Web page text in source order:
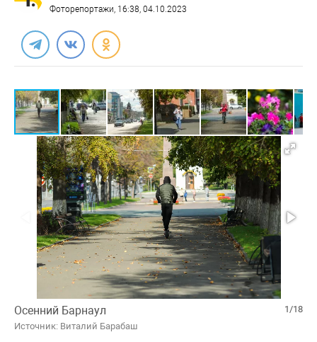
Фоторепортажи, 16:38, 04.10.2023
1/18
Осенний Барнаул
Источник: Виталий Барабаш